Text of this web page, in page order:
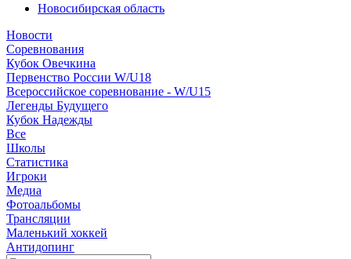
Новосибирская область
Новости
Соревнования
Кубок Овечкина
Первенство России W/U18
Всероссийское соревнование - W/U15
Легенды Будущего
Кубок Надежды
Все
Школы
Статистика
Игроки
Медиа
Фотоальбомы
Трансляции
Маленький хоккей
Антидопинг